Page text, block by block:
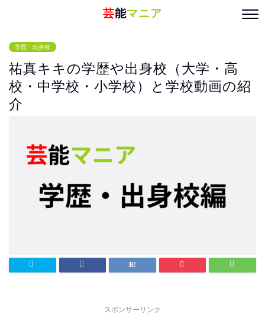
芸能マニア
学歴・出身校
祐真キキの学歴や出身校（大学・高
校・中学校・小学校）と学校動画の紹
介
スポンサーリンク